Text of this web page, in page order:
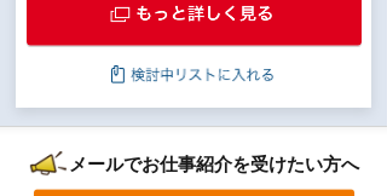
メールでお仕事紹介を受けたい方へ